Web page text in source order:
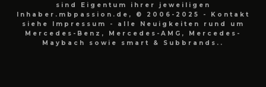
sind Eigentum ihrer jeweiligen
Inhaber.mbpassion.de, © 2006-2025 - Kontakt
siehe Impressum - alle Neuigkeiten rund um
Mercedes-Benz, Mercedes-AMG, Mercedes-
Maybach sowie smart & Subbrands..